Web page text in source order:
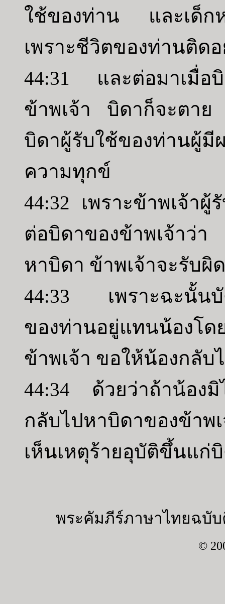
ใช้ของท่าน และเด็ก
เพราะชีวิตของท่านติด
44:31 และต่อมาเมื่อบิ
ข้าพเจ้า บิดาก็จะตาย
บิดาผู้รับใช้ของท่านผู้มี
ความทุกข์
44:32 เพราะข้าพเจ้า
ต่อบิดาของข้าพเจ้าว่า
หาบิดา ข้าพเจ้าจะรับผิ
44:33 เพราะฉะนั้นบั
ของท่านอยู่แทนน้องโด
ข้าพเจ้า ขอให้น้องกลั
44:34 ด้วยว่าถ้าน้อง
กลับไปหาบิดาของข้า
เห็นเหตุร้ายอุบัติขึ้นแก่
พระคัมภีร์ภาษาไทยฉบับ
©